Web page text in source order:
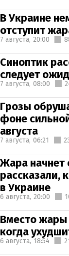
В Украине
отступит
7 августа, 20:00
Синоптик
следует
7 августа, 08:00
Грозы
фоне
августа
7 августа, 06:21
Жара начнет
рассказали,
в Украине
6 августа, 20:00
Вместо жары
когда
6 августа, 18:54